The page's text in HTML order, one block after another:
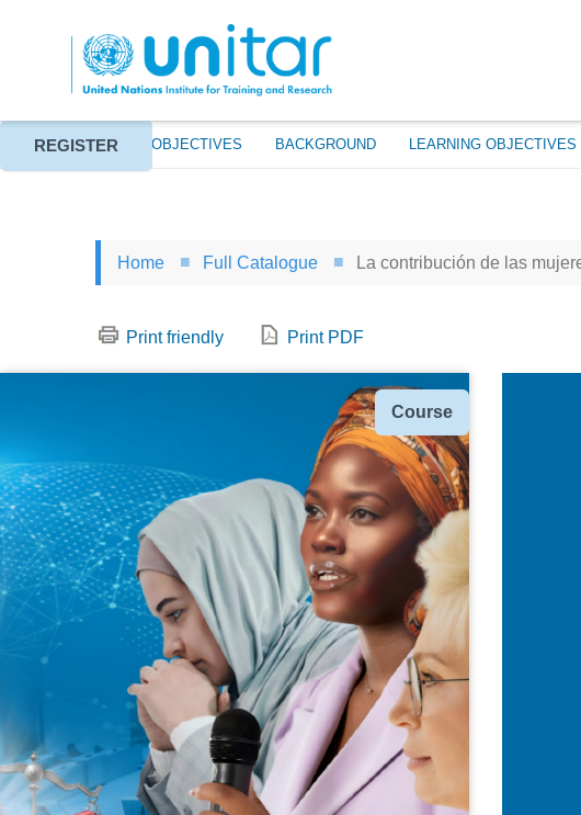
ABOUT EVENT OBJECTIVES BACKGROUND LEARNING OBJECTIVES
REGISTER
Home Full Catalogue La contribución de las
Print friendly Print PDF
Type
Course